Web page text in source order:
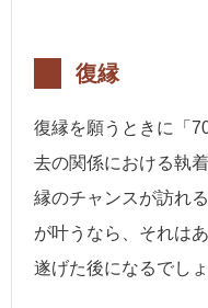
復縁
復縁を願うときに「
去の関係における執
縁のチャンスが訪れ
が叶うなら、それは
遂げた後になるでしょ